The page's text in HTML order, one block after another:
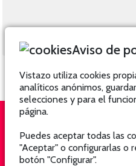
QUIÉNES SOMOS
Aviso de
Vistazo utiliza cookies
analíticos anónimos,
selecciones y para el
página.
Puedes aceptar todas las
"Aceptar" o configurarlas o
botón "Configurar".